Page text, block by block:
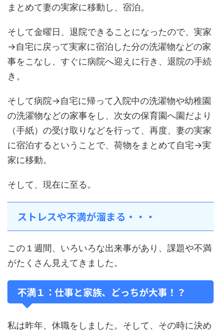
まとめて妻の実家に移動し、宿泊。
そして金曜日、退院できることになったので、実家
→自宅に戻って実家に宿泊した分の洗濯物などの家
事をこなし、すぐに病院へ迎えに行き、退院の手続
き。
そして病院→自宅に帰って入院中の洗濯物や幼稚園
の洗濯物などの家事をし、次女の保育園へ園だより
（手紙）の受け取りなどを行って、再度、妻の実家
に宿泊するということで、荷物をまとめて自宅→実
家に移動。
そして、現在に至る。
ストレスや不満が溜まる・・・
この１週間、いろいろな出来事があり、課題や不満
がたくさん見えてきました。
不満１：仕事と家族、どっちが大事！？
私は昨年、休職をしました。そして、その時に決め